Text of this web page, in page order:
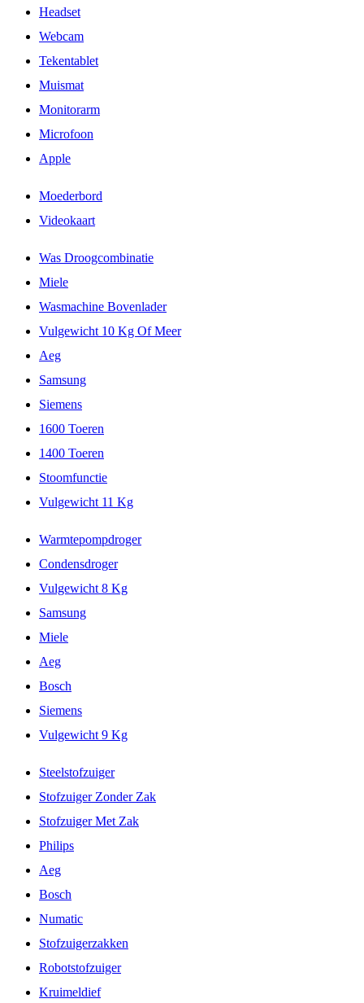
Headset
Webcam
Tekentablet
Muismat
Monitorarm
Microfoon
Apple
Moederbord
Videokaart
Was Droogcombinatie
Miele
Wasmachine Bovenlader
Vulgewicht 10 Kg Of Meer
Aeg
Samsung
Siemens
1600 Toeren
1400 Toeren
Stoomfunctie
Vulgewicht 11 Kg
Warmtepompdroger
Condensdroger
Vulgewicht 8 Kg
Samsung
Miele
Aeg
Bosch
Siemens
Vulgewicht 9 Kg
Steelstofzuiger
Stofzuiger Zonder Zak
Stofzuiger Met Zak
Philips
Aeg
Bosch
Numatic
Stofzuigerzakken
Robotstofzuiger
Kruimeldief